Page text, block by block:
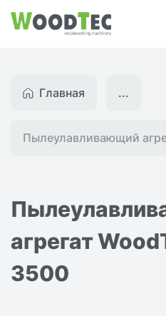
Главная
Пылеулавливающий
...
агрегат
3500